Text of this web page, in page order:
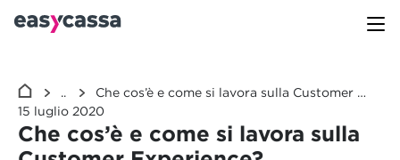
...
Che cos’è e come si lavora sulla Customer Experience?
15 luglio 2020
Che cos’è e come si lavora sulla